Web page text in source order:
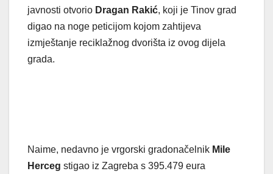
javnosti otvorio Dragan Rakić, koji je Tinov grad
digao na noge peticijom kojom zahtijeva
izmještanje reciklažnog dvorišta iz ovog dijela
grada.
Naime, nedavno je vrgorski gradonačelnik Mile
Herceg stigao iz Zagreba s 395.479 eura